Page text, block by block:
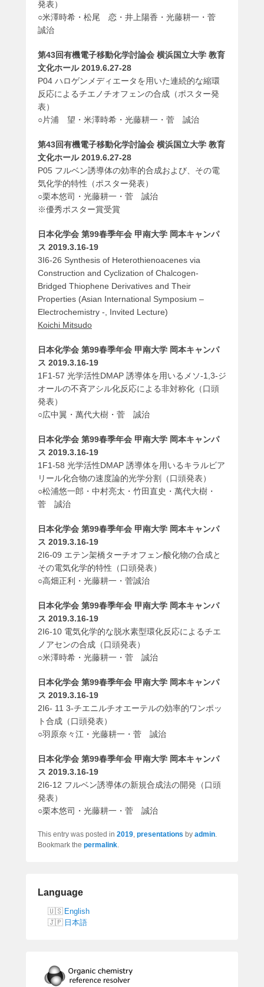
発表）
○米澤時希・松尾 恋・井上陽香・光藤耕一・菅
誠治
第43回有機電子移動化学討論会 横浜国立大学 教育
文化ホール 2019.6.27-28
P04 ハロゲンメディエータを用いた連続的な縮環
反応によるチエノチオフェンの合成（ポスター発
表）
○片浦 望・米澤時希・光藤耕一・菅 誠治
第43回有機電子移動化学討論会 横浜国立大学 教育
文化ホール 2019.6.27-28
P05 フルベン誘導体の効率的合成および、その電
気化学的特性（ポスター発表）
○栗本悠司・光藤耕一・菅 誠治
※優秀ポスター賞受賞
日本化学会 第99春季年会 甲南大学 岡本キャンパ
ス 2019.3.16-19
3I6-26 Synthesis of Heterothienoacenes via
Construction and Cyclization of Chalcogen-
Bridged Thiophene Derivatives and Their
Properties (Asian International Symposium –
Electrochemistry -, Invited Lecture)
Koichi Mitsudo
日本化学会 第99春季年会 甲南大学 岡本キャンパ
ス 2019.3.16-19
1F1-57 光学活性DMAP 誘導体を用いるメソ-1,3-ジ
オールの不斉アシル化反応による非対称化（口頭
発表）
○広中翼・萬代大樹・菅 誠治
日本化学会 第99春季年会 甲南大学 岡本キャンパ
ス 2019.3.16-19
1F1-58 光学活性DMAP 誘導体を用いるキラルビア
リール化合物の速度論的光学分割（口頭発表）
○松浦悠一郎・中村亮太・竹田直史・萬代大樹・
菅 誠治
日本化学会 第99春季年会 甲南大学 岡本キャンパ
ス 2019.3.16-19
2I6-09 エテン架橋ターチオフェン酸化物の合成と
その電気化学的特性（口頭発表）
○高畑正利・光藤耕一・菅誠治
日本化学会 第99春季年会 甲南大学 岡本キャンパ
ス 2019.3.16-19
2I6-10 電気化学的な脱水素型環化反応によるチエ
ノアセンの合成（口頭発表）
○米澤時希・光藤耕一・菅 誠治
日本化学会 第99春季年会 甲南大学 岡本キャンパ
ス 2019.3.16-19
2I6- 11 3-チエニルチオエーテルの効率的ワンポッ
ト合成（口頭発表）
○羽原奈々江・光藤耕一・菅 誠治
日本化学会 第99春季年会 甲南大学 岡本キャンパ
ス 2019.3.16-19
2I6-12 フルベン誘導体の新規合成法の開発（口頭
発表）
○栗本悠司・光藤耕一・菅 誠治
This entry was posted in 2019, presentations by admin.
Bookmark the permalink.
Language
English
日本語